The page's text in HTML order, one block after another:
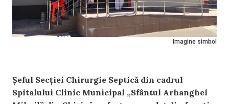
Imagine simbol
Șeful Secției Chirurgie Septică din cadrul
Spitalului Clinic Municipal „Sfântul Arhanghel